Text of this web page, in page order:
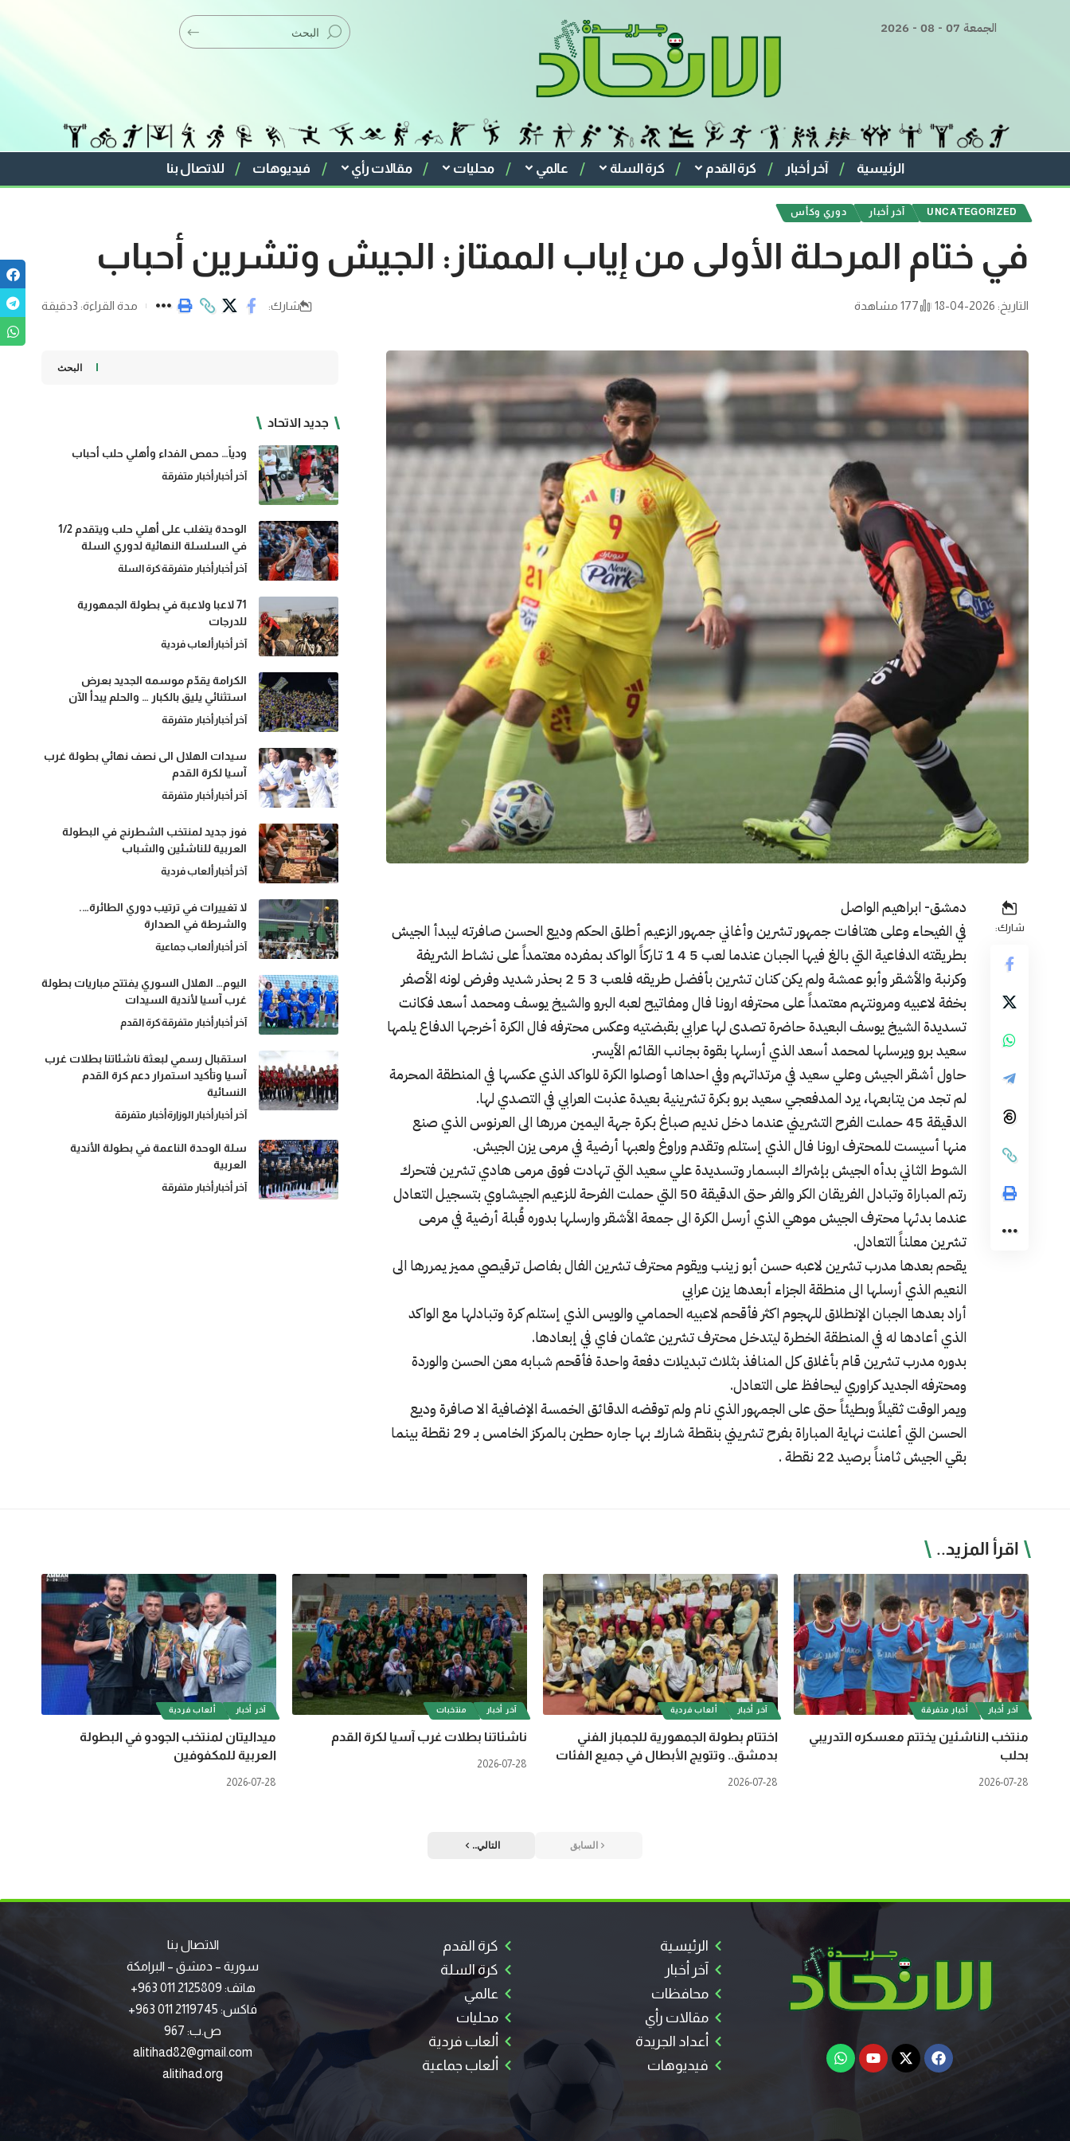
الجمعة 07 - 08 - 2026
الرئيسية آخر أخبار كرة القدم كرة السلة عالمي محليات مقالات رأي فيديوهات للاتصال بنا
UNCATEGORIZED آخر أخبار دوري وكأس
في ختام المرحلة الأولى من إياب الممتاز: الجيش وتشرين أحباب
التاريخ: 2026-04-18 177 مشاهدة شارك: مدة القراءة: 3دقيقة
شارك:
دمشق- ابراهيم الواصل
في الفيحاء وعلى هتافات جمهور تشرين وأغاني جمهور الزعيم أطلق الحكم وديع الحسن صافرته ليبدأ الجيش
بطريقته الدفاعية التي بالغ فيها الجبان عندما لعب 5 4 1 تاركاً الواكد بمفرده معتمداً على نشاط الشريفة
وكرنبة والأشقر وأبو عمشة ولم يكن كنان تشرين بأفضل طريقه فلعب 3 5 2 بحذر شديد وفرض لونه الأصفر
بخفة لاعبيه ومرونتهم معتمداً على محترفه ارونا فال ومفاتيح لعبه البرو والشيخ يوسف ومحمد أسعد فكانت
تسديدة الشيخ يوسف البعيدة حاضرة تصدى لها عرابي بقبضتيه وعكس محترفه فال الكرة أخرجها الدفاع يلمها
سعيد برو ويرسلها لمحمد أسعد الذي أرسلها بقوة بجانب القائم الأيسر.
حاول أشقر الجيش وعلي سعيد في مرتداتهم وفي احداها أوصلوا الكرة للواكد الذي عكسها في المنطقة المحرمة
لم تجد من يتابعها، يرد المدفعجي سعيد برو بكرة تشرينية بعيدة عذبت العرابي في التصدي لها.
الدقيقة 45 حملت الفرح التشريني عندما دخل نديم صباغ بكرة جهة اليمين مررها الى العرنوس الذي صنع
منها أسيست للمحترف ارونا فال الذي إستلم وتقدم وراوغ ولعبها أرضية في مرمى يزن الجيش.
الشوط الثاني بدأه الجيش بإشراك البسمار وتسديدة علي سعيد التي تهادت فوق مرمى هادي تشرين فتحرك
رتم المباراة وتبادل الفريقان الكر والفر حتى الدقيقة 50 التي حملت الفرحة للزعيم الجيشاوي بتسجيل التعادل
عندما بدئها محترف الجيش موهي الذي أرسل الكرة الى جمعة الأشقر وارسلها بدوره قُبلة أرضية في مرمى
تشرين معلناً التعادل.
يقحم بعدها مدرب تشرين لاعبه حسن أبو زينب ويقوم محترف تشرين الفال بفاصل ترقيصي مميز يمررها الى
النعيم الذي أرسلها الى منطقة الجزاء أبعدها يزن عرابي
أراد بعدها الجبان الإنطلاق للهجوم اكثر فأقحم لاعبيه الحمامي والويس الذي إستلم كرة وتبادلها مع الواكد
الذي أعادها له في المنطقة الخطرة ليتدخل محترف تشرين عثمان فاي في إبعادها.
بدوره مدرب تشرين قام بأغلاق كل المنافذ بثلاث تبديلات دفعة واحدة فأقحم شبابه معن الحسن والوردة
ومحترفه الجديد كراوري ليحافظ على التعادل.
ويمر الوقت ثقيلاً وبطيئاً حتى على الجمهور الذي نام ولم توقضه الدقائق الخمسة الإضافية الا صافرة وديع
الحسن التي أعلنت نهاية المباراة بفرح تشريني بنقطة شارك بها جاره حطين بالمركز الخامس بـ 29 نقطة بينما
بقي الجيش ثامناً برصيد 22 نقطة .
البحث
جديد الاتحاد
ودياً… حمص الفداء وأهلي حلب أحباب
آخر أخبارأخبار متفرقة
الوحدة يتغلب على أهلي حلب ويتقدم 1/2
في السلسلة النهائية لدوري السلة
آخر أخبارأخبار متفرقةكرة السلة
71 لاعبا ولاعبة في بطولة الجمهورية
للدرجات
آخر أخبارألعاب فردية
الكرامة يقدّم موسمه الجديد بعرض
استثنائي يليق بالكبار … والحلم يبدأ الآن
آخر أخبارأخبار متفرقة
سيدات الهلال الى نصف نهائي بطولة غرب
آسيا لكرة القدم
آخر أخبارأخبار متفرقة
فوز جديد لمنتخب الشطرنج في البطولة
العربية للناشئين والشباب
آخر أخبارألعاب فردية
لا تغييرات في ترتيب دوري الطائرة….
والشرطة في الصدارة
آخر أخبارألعاب جماعية
اليوم… الهلال السوري يفتتح مباريات بطولة
غرب آسيا لأندية السيدات
آخر أخبارأخبار متفرقةكرة القدم
استقبال رسمي لبعثة ناشئاتنا بطلات غرب
آسيا وتأكيد استمرار دعم كرة القدم
النسائية
آخر أخبارأخبار الوزارةأخبار متفرقة
سلة الوحدة الناعمة في بطولة الأندية
العربية
آخر أخبارأخبار متفرقة
اقرأ المزيد..
آخر أخبار أخبار متفرقة
منتخب الناشئين يختتم معسكره التدريبي
بحلب
2026-07-28
آخر أخبار ألعاب فردية
اختتام بطولة الجمهورية للجمباز الفني
بدمشق.. وتتويج الأبطال في جميع الفئات
2026-07-28
آخر أخبار منتخبات
ناشئاتنا بطلات غرب آسيا لكرة القدم
2026-07-28
آخر أخبار ألعاب فردية
ميداليتان لمنتخب الجودو في البطولة
العربية للمكفوفين
2026-07-28
السابق التالي..
الرئيسية
آخر أخبار
محافظات
مقالات رأي
أعداد الجريدة
فيديوهات
كرة القدم
كرة السلة
عالمي
محليات
ألعاب فردية
ألعاب جماعية
الاتصال بنا
سورية – دمشق – البرامكة
هاتف: 2125809 011 963+
فاكس: 2119745 011 963+
ص.ب: 967
alitihad82@gmail.com
alitihad.org